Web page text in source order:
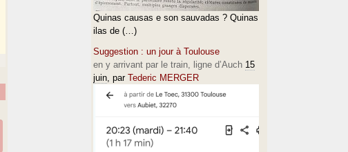
Quinas causas e son sauvadas ? Quinas
ilas de (…)
Suggestion : un jour à Toulouse
en y arrivant par le train, ligne d’Auch 15
juin, par Tederic MERGER